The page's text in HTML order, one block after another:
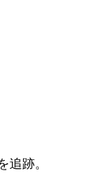
追跡。